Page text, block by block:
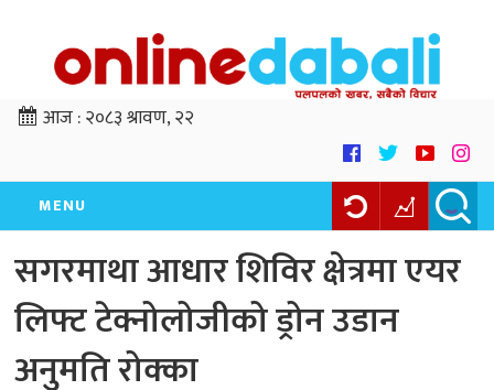
आज :२०८३ श्रावण, २२
MENU
सगरमाथा आधार शिविर क्षेत्रमा एयर
लिफ्ट टेक्नोलोजीको ड्रोन उडान
अनुमति रोक्का